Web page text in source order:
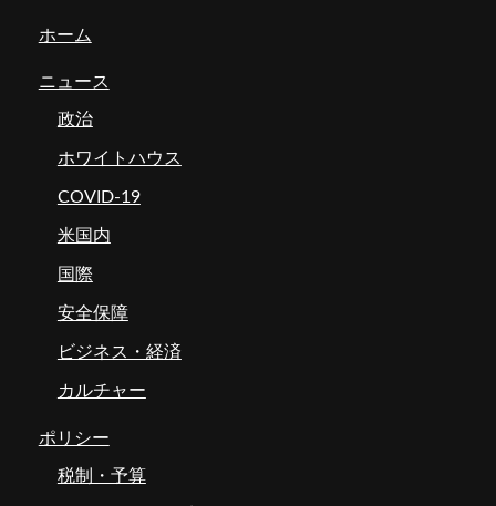
ホーム
ニュース
政治
ホワイトハウス
COVID-19
米国内
国際
安全保障
ビジネス・経済
カルチャー
ポリシー
税制・予算